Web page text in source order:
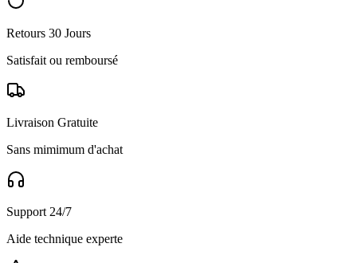
Retours 30 Jours
Satisfait ou remboursé
Livraison Gratuite
Sans mimimum d'achat
Support 24/7
Aide technique experte